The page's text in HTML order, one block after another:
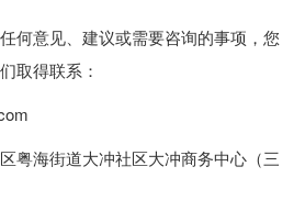
何意见、建议或需要咨询的事项，您
取得联系：
粤海街道大冲社区大冲商务中心（三